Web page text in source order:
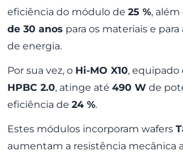
eficiência do módulo de 25 %,
de 30 anos para os materiais e
de energia.
Por sua vez, o Hi-MO X10,
HPBC 2.0, atinge até 490 W de
eficiência de 24 %.
Estes módulos incorporam wafers
aumentam a resistência mecânica